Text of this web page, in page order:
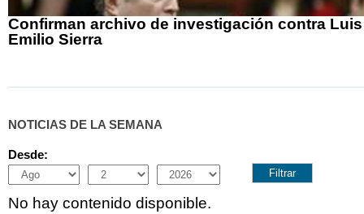
Confirman archivo de investigación contra Luis
Emilio Sierra
NOTICIAS DE LA SEMANA
Desde:
Month
Day Year
No hay contenido disponible.